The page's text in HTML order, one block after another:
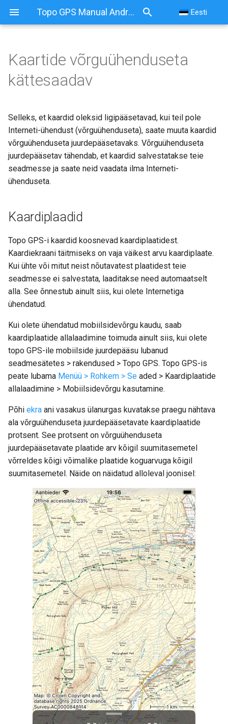
Topo GPS Manual Android Eesti
Kaartide võrguühenduseta
kättesaadav
Kaardiplaatide allalaadimine
Kaardiplaatide
värskendamine
Ladustamiskoht
Kaardiplaatide eemaldamine
Kaartide võrguühenduseta
kättesaadav
Selleks, et kaardid oleksid ligipääsetavad, kui teil pole
Interneti-ühendust (võrguühenduseta), saate muuta kaardid
võrguühenduseta juurdepääsetavaks. Võrguühenduseta
juurdepääsetav tähendab, et kaardid salvestatakse teie
seadmesse ja saate neid vaadata ilma Interneti-
ühenduseta.
Kaardiplaadid
Topo GPS-i kaardid koosnevad kaardiplaatidest.
Kaardiekraani täitmiseks on vaja väikest arvu kaardiplaate.
Kui ühte või mitut neist nõutavatest plaatidest teie
seadmesse ei salvestata, laaditakse need automaatselt
alla. See õnnestub ainult siis, kui olete Internetiga
ühendatud.
Kui olete ühendatud mobiilsidevõrgu kaudu, saab
kaardiplaatide allalaadimine toimuda ainult siis, kui olete
topo GPS-ile mobiilside juurdepääsu lubanud
seadmesätetes > rakendused > Topo GPS. Topo GPS-is
peate lubama Menüü > Rohkem > Se aded > Kaardiplaatide
allalaadimine > Mobiilsidevõrgu kasutamine.
Põhi ekra ani vasakus ülanurgas kuvatakse praegu nähtava
ala võrguühenduseta juurdepääsetavate kaardiplaatide
protsent. See protsent on võrguühenduseta
juurdepääsetavate plaatide arv kõigil suumitasemetel
võrreldes kõigi võimalike plaatide koguarvuga kõigil
suumitasemetel. Näide on näidatud alloleval joonisel: